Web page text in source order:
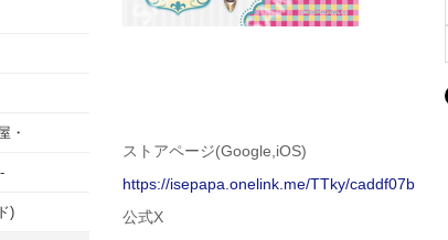
ストアページ(Google,iOS)
https://isepapa.onelink.me/TTky/caddf07b
公式X
・
)